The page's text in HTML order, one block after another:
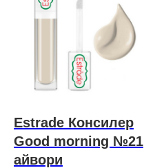
Estrade Консилер
Good morning №21
айвори